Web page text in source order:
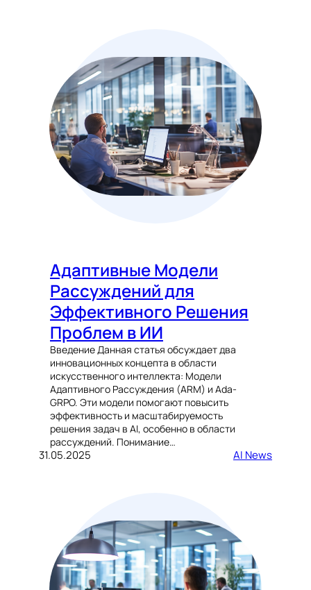
Адаптивные Модели
Рассуждений для
Эффективного Решения
Проблем в ИИ
Введение Данная статья обсуждает два
инновационных концепта в области
искусственного интеллекта: Модели
Адаптивного Рассуждения (ARM) и Ada-
GRPO. Эти модели помогают повысить
эффективность и масштабируемость
решения задач в AI, особенно в области
рассуждений. Понимание…
31.05.2025 AI News